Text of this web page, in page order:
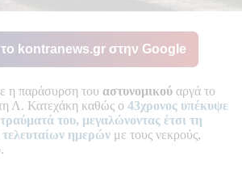
kontranews.gr στην Google
η παράσυρση του αστυνομικού αργά το
Λ. Κατεχάκη καθώς ο 43χρονος υπέκυψε
του, μεγαλώνοντας έτσι τη
ημερών με τους νεκρούς,